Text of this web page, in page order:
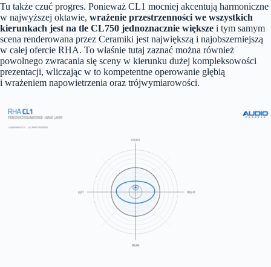
Tu także czuć progres. Ponieważ CL1 mocniej akcentują harmoniczne
w najwyższej oktawie, wrażenie przestrzenności we wszystkich
kierunkach jest na tle CL750 jednoznacznie większe i tym samym
scena renderowana przez Ceramiki jest największą i najobszerniejszą
w całej ofercie RHA. To właśnie tutaj zaznać można również
powolnego zwracania się sceny w kierunku dużej kompleksowości
prezentacji, wliczając w to kompetentne operowanie głębią
i wrażeniem napowietrzenia oraz trójwymiarowości.